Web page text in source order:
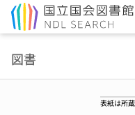
図書
表紙は所